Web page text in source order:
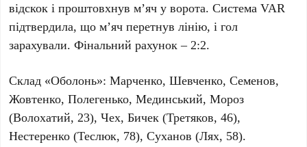
відскок і проштовхнув м’яч у ворота. СистемаVAR
підтвердила, що м’яч перетнув лінію, і гол
зарахували. Фінальний рахунок –2:2.
Склад «Оболонь»: Марченко, Шевченко, Семенов,
Жовтенко, Полегенько, Мединський, Мороз
(Волохатий, 23), Чех, Бичек (Третяков, 46),
Нестеренко (Теслюк, 78), Суханов (Лях, 58).